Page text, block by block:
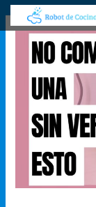
contenido
Navegación
de
entradas
u